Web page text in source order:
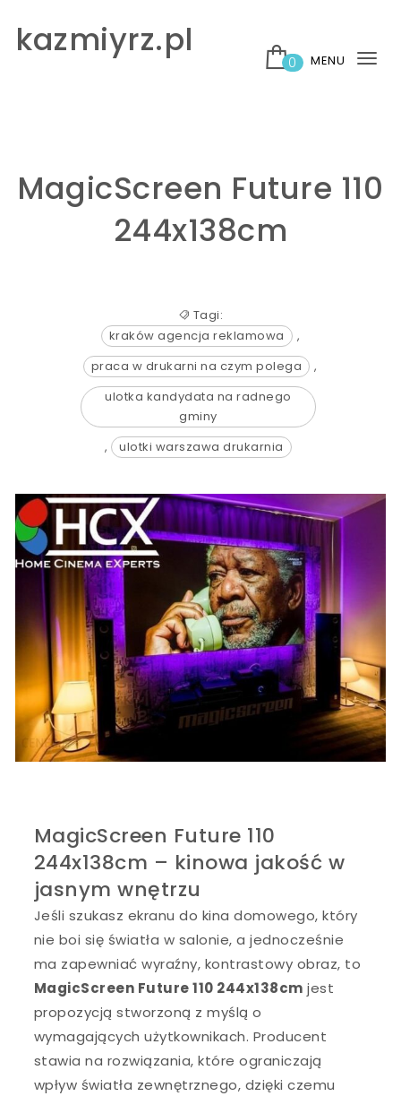
kazmiyrz.pl
0 MENU
MagicScreen Future 110
244x138cm
Tagi:
kraków agencja reklamowa
,
praca w drukarni na czym polega
,
ulotka kandydata na radnego
gminy
, ulotki warszawa drukarnia
MagicScreen Future 110
244x138cm – kinowa jakość w
jasnym wnętrzu
Jeśli szukasz ekranu do kina domowego, który
nie boi się światła w salonie, a jednocześnie
ma zapewniać wyraźny, kontrastowy obraz, to
MagicScreen Future 110 244x138cm jest
propozycją stworzoną z myślą o
wymagających użytkownikach. Producent
stawia na rozwiązania, które ograniczają
wpływ światła zewnętrznego, dzięki czemu